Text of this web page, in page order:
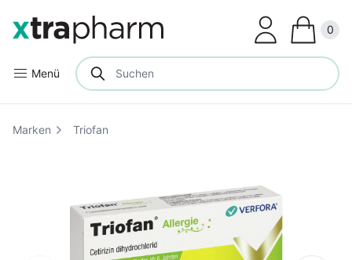
Menü
0
Marken Triofan